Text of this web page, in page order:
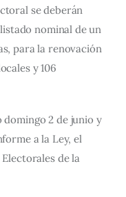
se deberán
nominal de un
para la renovación
y 106
2 de junio y
a la Ley, el
de la